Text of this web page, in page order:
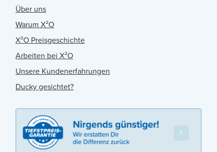
Über uns
Warum X²O
X²O Preisgeschichte
Arbeiten bei X²O
Unsere Kundenerfahrungen
Ducky gesichtet?